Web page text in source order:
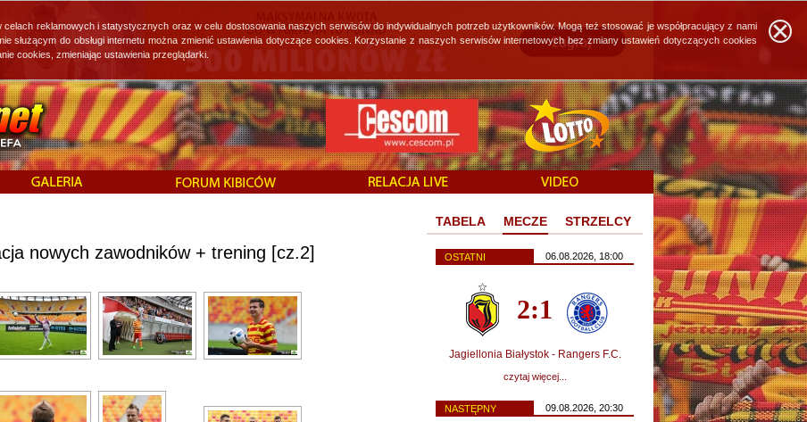
nowych zawodników + trening [cz.2]
TABELA MECZE STRZELCY
OSTATNI 06.08.2026, 18:00
2:1
Jagiellonia Białystok - Rangers F.C.
czytaj więcej...
NASTĘPNY 09.08.2026, 20:30
reklamowych i statystycznych oraz w celu dostosowania naszych serwisów do indywidualnych potrzeb użytkowników. Mogą też stosować je współpracujący z nami
służącym do obsługi internetu można zmienić ustawienia dotyczące cookies. Korzystanie z naszych serwisów internetowych bez zmiany ustawień dotyczących cookies
cookies, zmieniając ustawienia przeglądarki.